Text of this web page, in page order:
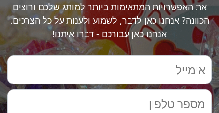
את האפשרויות המתאימות ביותר למותג שלכם ורוצים
הכוונה? אנחנו כאן לדבר, לשמוע ולענות על כל הצרכים.
אנחנו כאן עבורכם - דברו איתנו!